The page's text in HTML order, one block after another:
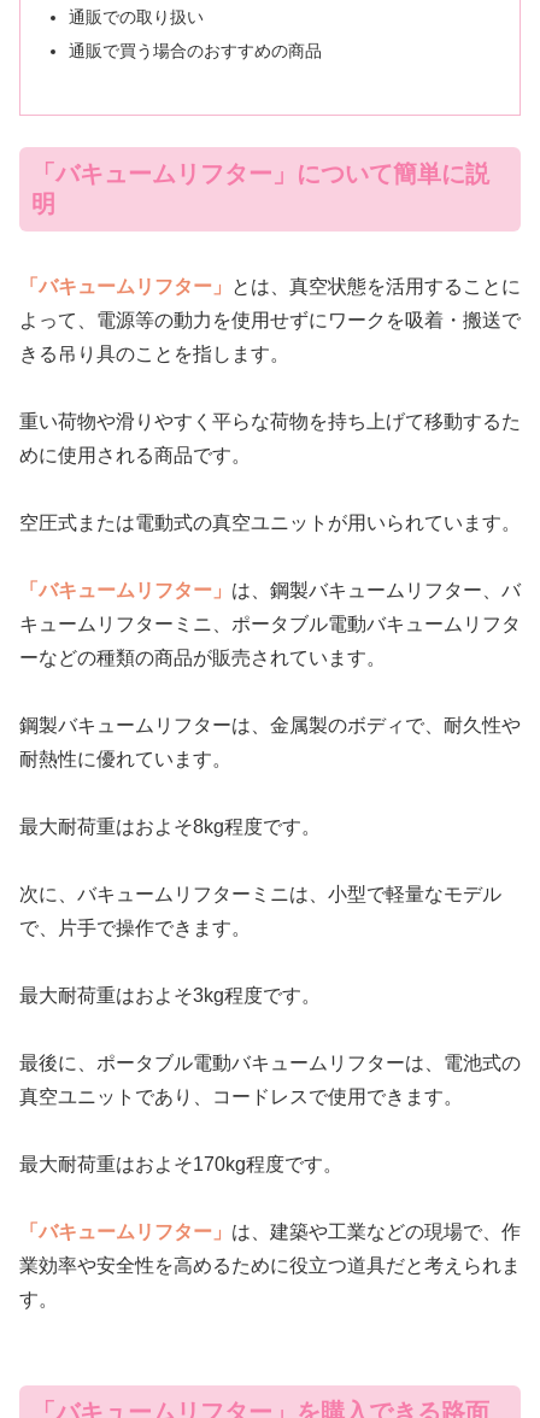
通販での取り扱い
通販で買う場合のおすすめの商品
「バキュームリフター」について簡単に説
明
「バキュームリフター」
とは、真空状態を活用することに
よって、電源等の動力を使用せずにワークを吸着・搬送で
きる吊り具のことを指します。
重い荷物や滑りやすく平らな荷物を持ち上げて移動するた
めに使用される商品です。
空圧式または電動式の真空ユニットが用いられています。
「バキュームリフター」 は、鋼製バキュームリフター、バ
キュームリフターミニ、ポータブル電動バキュームリフタ
ーなどの種類の商品が販売されています。
鋼製バキュームリフターは、金属製のボディで、耐久性や
耐熱性に優れています。
最大耐荷重はおよそ8kg程度です。
次に、バキュームリフターミニは、小型で軽量なモデル
で、片手で操作できます。
最大耐荷重はおよそ3kg程度です。
最後に、ポータブル電動バキュームリフターは、電池式の
真空ユニットであり、コードレスで使用できます。
最大耐荷重はおよそ170kg程度です。
「バキュームリフター」 は、建築や工業などの現場で、作
業効率や安全性を高めるために役立つ道具だと考えられま
す。
「バキュームリフター」を購入できる路面